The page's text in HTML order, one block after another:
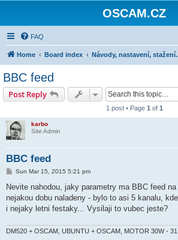
OSCAM.CZ
FAQ
Home Board index Návody, nastavení,
BBC feed
Post Reply
1 post • Page 1 of 1
karbo
Site Admin
BBC feed
P
s
Sun Mar 15, 2015 5:21 pm
Nevite nahodou, jaky parametry ma BBC feed
nejakou dobu naladeny - bylo to asi 5 kanalu,
i nejaky letni festaky... Vysilaji to vubec jeste?
DM520 + OSCAM, UBUNTU + OSCAM, MOTOR 30W -